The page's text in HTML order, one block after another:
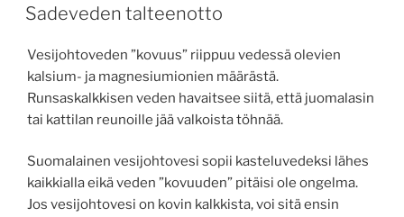
Sadeveden talteenotto
Vesijohtoveden ”kovuus” riippuu vedessä olevien
kalsium- ja magnesiumionien määrästä.
Runsaskalkkisen veden havaitsee siitä, että juomalasin
tai kattilan reunoille jää valkoista töhnää.
Suomalainen vesijohtovesi sopii kasteluvedeksi lähes
kaikkialla eikä veden ”kovuuden” pitäisi ole ongelma.
Jos vesijohtovesi on kovin kalkkista, voi sitä ensin